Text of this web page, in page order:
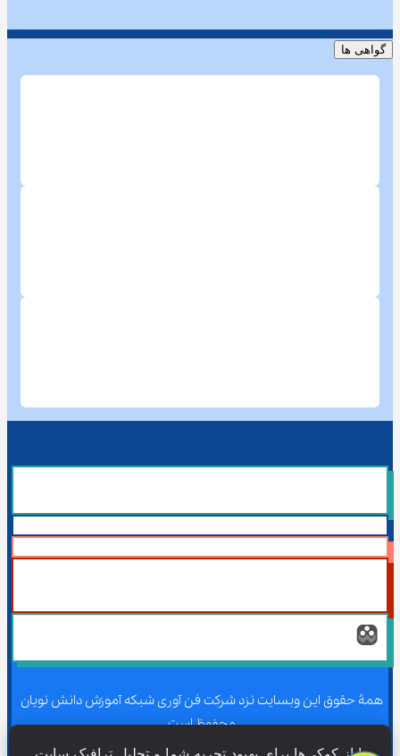
گواهی ها
همۀ حقوق این وبسایت نزد شرکت فن آوری شبکه آموزش دانش نویان
محفوظ است.